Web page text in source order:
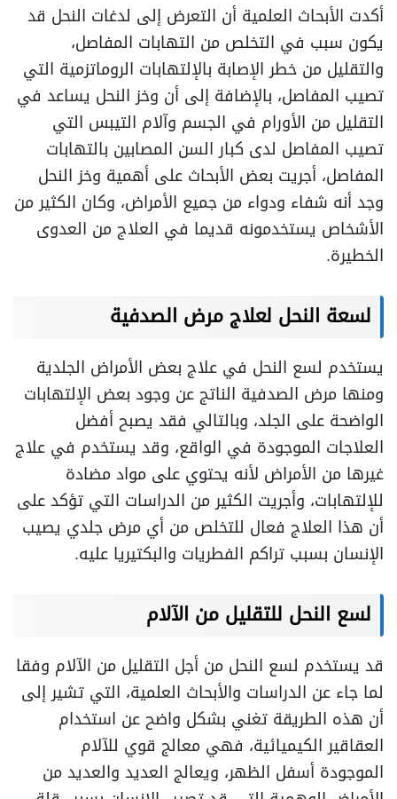
أكدت الأبحاث العلمية أن التعرض إلى لدغات النحل قد
يكون سبب في التخلص من التهابات المفاصل،
والتقليل من خطر الإصابة بالإلتهابات الروماتزمية التي
تصيب المفاصل، بالإضافة إلى أن وخز النحل يساعد في
التقليل من الأورام في الجسم وآلام التيبس التي
تصيب المفاصل لدى كبار السن المصابين بالتهابات
المفاصل، أجريت بعض الأبحاث على أهمية وخز النحل
وجد أنه شفاء ودواء من جميع الأمراض، وكان الكثير من
الأشخاص يستخدمونه قديما في العلاج من العدوى
الخطيرة.
لسعة النحل لعلاج مرض الصدفية
يستخدم لسع النحل في علاج بعض الأمراض الجلدية
ومنها مرض الصدفية الناتج عن وجود بعض الإلتهابات
الواضحة على الجلد، وبالتالي فقد يصبح أفضل
العلاجات الموجودة في الواقع، وقد يستخدم في علاج
غيرها من الأمراض لأنه يحتوي على مواد مضادة
للإلتهابات، وأجريت الكثير من الدراسات التي تؤكد على
أن هذا العلاج فعال للتخلص من أي مرض جلدي يصيب
الإنسان بسبب تراكم الفطريات والبكتيريا عليه.
لسع النحل للتقليل من الآلام
قد يستخدم لسع النحل من أجل التقليل من الآلام وفقا
لما جاء عن الدراسات والأبحاث العلمية، التي تشير إلى
أن هذه الطريقة تغني بشكل واضح عن استخدام
العقاقير الكيميائية، فهي معالج قوي للآلام
الموجودة أسفل الظهر، ويعالج العديد والعديد من